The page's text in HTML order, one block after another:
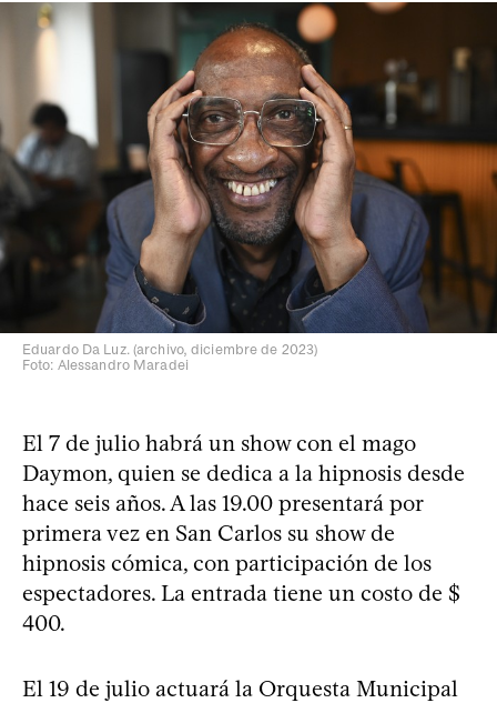
Eduardo Da Luz. (archivo, diciembre de 2023)
Foto: Alessandro Maradei
El 7 de julio habrá un show con el mago
Daymon, quien se dedica a la hipnosis desde
hace seis años. A las 19.00 presentará por
primera vez en San Carlos su show de
hipnosis cómica, con participación de los
espectadores. La entrada tiene un costo de $
400.
El 19 de julio actuará la Orquesta Municipal